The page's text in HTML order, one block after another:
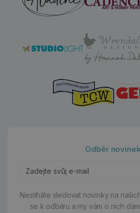
Odběr
Nestíháte sledovat novinky na
se k odběru a my vám o nich